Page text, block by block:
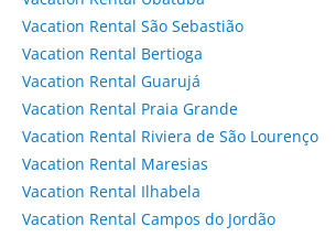
Vacation Rental São Sebastião
Vacation Rental Bertioga
Vacation Rental Guarujá
Vacation Rental Praia Grande
Vacation Rental Riviera de São Lourenço
Vacation Rental Maresias
Vacation Rental Ilhabela
Vacation Rental Campos do Jordão